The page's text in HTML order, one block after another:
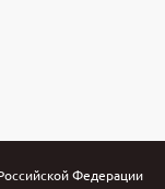
Федерации